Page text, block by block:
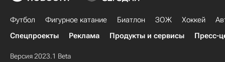
Футбол Фигурное катание Биатлон ЗОЖ Хоккей
Спецпроекты
Реклама Продукты и сервисы Пресс-
Версия 2023.1 Beta